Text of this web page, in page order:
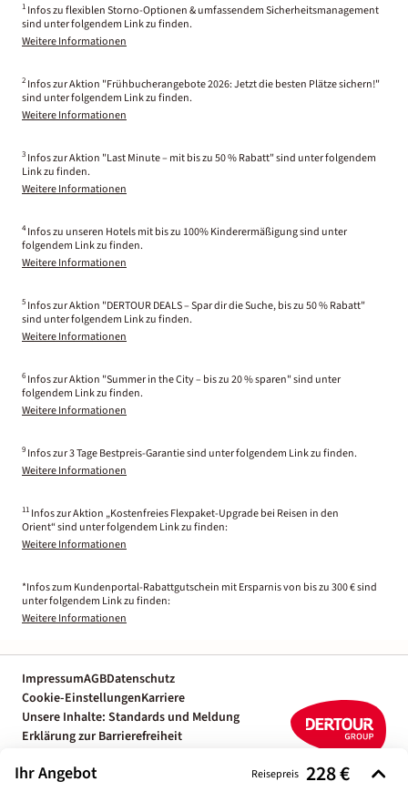
Ihr Angebot Reisepreis 228 €
1 Infos zu flexiblen Storno-Optionen & umfassendem Sicherheitsmanagement
sind unter folgendem Link zu finden.
Weitere Informationen
2 Infos zur Aktion "Frühbucherangebote 2026: Jetzt die besten Plätze sichern!"
sind unter folgendem Link zu finden.
Weitere Informationen
3 Infos zur Aktion "Last Minute – mit bis zu 50 % Rabatt" sind unter folgendem
Link zu finden.
Weitere Informationen
4 Infos zu unseren Hotels mit bis zu 100% Kinderermäßigung sind unter
folgendem Link zu finden.
Weitere Informationen
5 Infos zur Aktion "DERTOUR DEALS – Spar dir die Suche, bis zu 50 % Rabatt"
sind unter folgendem Link zu finden.
Weitere Informationen
6 Infos zur Aktion "Summer in the City – bis zu 20 % sparen" sind unter
folgendem Link zu finden.
Weitere Informationen
9 Infos zur 3 Tage Bestpreis-Garantie sind unter folgendem Link zu finden.
Weitere Informationen
11 Infos zur Aktion „Kostenfreies Flexpaket-Upgrade bei Reisen in den
Orient“ sind unter folgendem Link zu finden:
Weitere Informationen
*Infos zum Kundenportal-Rabattgutschein mit Ersparnis von bis zu 300 € sind
unter folgendem Link zu finden:
Weitere Informationen
ImpressumAGBDatenschutz
Cookie-EinstellungenKarriere
Unsere Inhalte: Standards und Meldung
Erklärung zur Barrierefreiheit
Reiseexperten